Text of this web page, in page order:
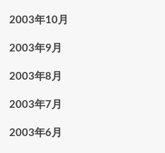
2003年10月
2003年9月
2003年8月
2003年7月
2003年6月